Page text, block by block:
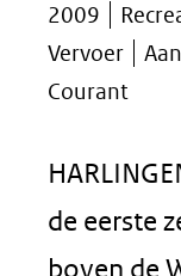
2009
Vervoer
Courant
de eerste
boven de